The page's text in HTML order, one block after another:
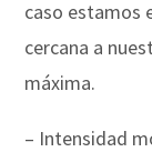
caso estamos
cercana a
máxima.
– Intensidad